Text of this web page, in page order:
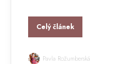
Celý článek
Pavla Rožumberská